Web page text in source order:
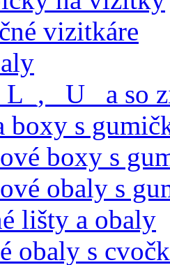
vizitkáre
_U_ a so
boxy s
boxy s
obaly s
lišty a obaly
obaly s